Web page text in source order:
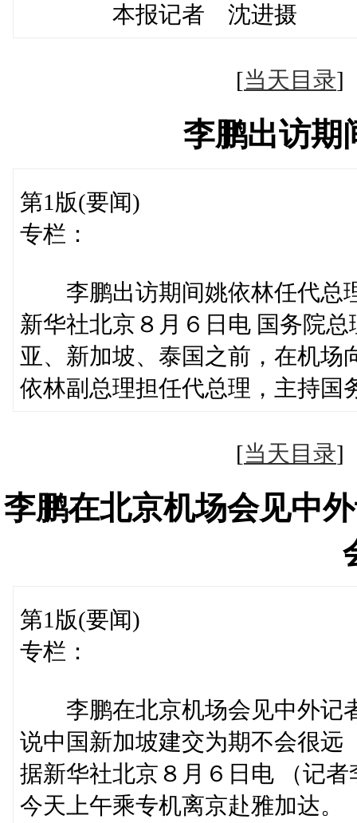
本报记者 沈进摄
[当天目录
李鹏出访期
第1版(要闻)
专栏：
李鹏出访期间姚依林任代总
新华社北京８月６日电 国务院
亚、新加坡、泰国之前，在机场
依林副总理担任代总理，主持国
[当天目录
李鹏在北京机场会见中
第1版(要闻)
专栏：
李鹏在北京机场会见中外记
说中国新加坡建交为期不会很远
据新华社北京８月６日电 （记
今天上午乘专机离京赴雅加达。